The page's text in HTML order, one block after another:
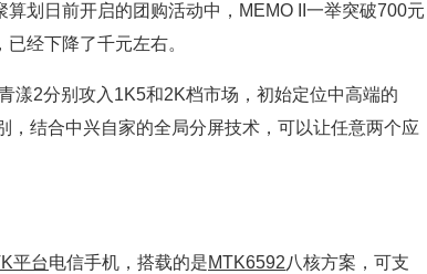
划日前开启的团购活动中，MEMO II一举突破700元
经下降了千元左右。
漾2分别攻入1K5和2K档市场，初始定位中高端的
，结合中兴自家的全局分屏技术，可以让任意两个应
平台电信手机，搭载的是MTK6592八核方案，可支